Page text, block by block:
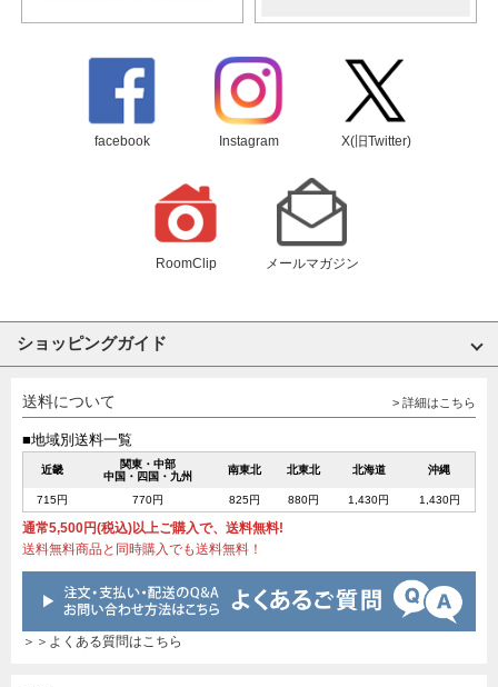
facebook Instagram X(旧Twitter)
RoomClip メールマガジン
ショッピングガイド
送料について > 詳細はこちら
■地域別送料一覧
近畿
関東・中部
中国・四国・九州
南東北 北東北 北海道 沖縄
715円 770円 825円 880円 1,430円 1,430円
通常5,500円(税込)以上ご購入で、送料無料!
送料無料商品と同時購入でも送料無料！
＞＞よくある質問はこちら